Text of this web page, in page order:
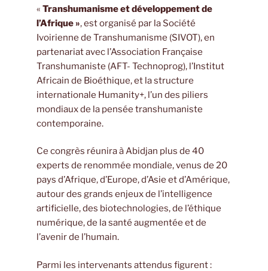
«Transhumanisme et développement de
l’Afrique », est organisé par la Société
Ivoirienne de Transhumanisme (SIVOT), en
partenariat avec l’Association Française
Transhumaniste (AFT- Technoprog), l’Institut
Africain de Bioéthique, et la structure
internationale Humanity+, l’un des piliers
mondiaux de la pensée transhumaniste
contemporaine.
Ce congrès réunira à Abidjan plus de 40
experts de renommée mondiale, venus de 20
pays d’Afrique, d’Europe, d’Asie et d’Amérique,
autour des grands enjeux de l’intelligence
artificielle, des biotechnologies, de l’éthique
numérique, de la santé augmentée et de
l’avenir de l’humain.
Parmi les intervenants attendus figurent :